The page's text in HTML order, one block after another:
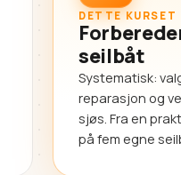
DETTE KURSET
seilbåt
Systematisk:
reparasjon og
sjøs. Fra en
på fem egne